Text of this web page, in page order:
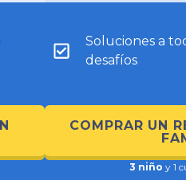
Soluciones a
desafíos
COMPRAR UN
3 niño y 1